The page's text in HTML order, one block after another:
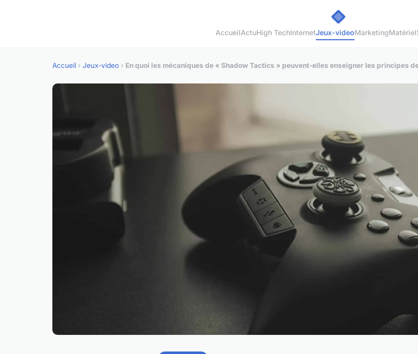
AccueilActuHigh TechInternetJeux-videoMarketingMatériel
Accueil › Jeux-video › En quoi les mécaniques de « Shadow Tactics » peuvent-elles enseigner les principes